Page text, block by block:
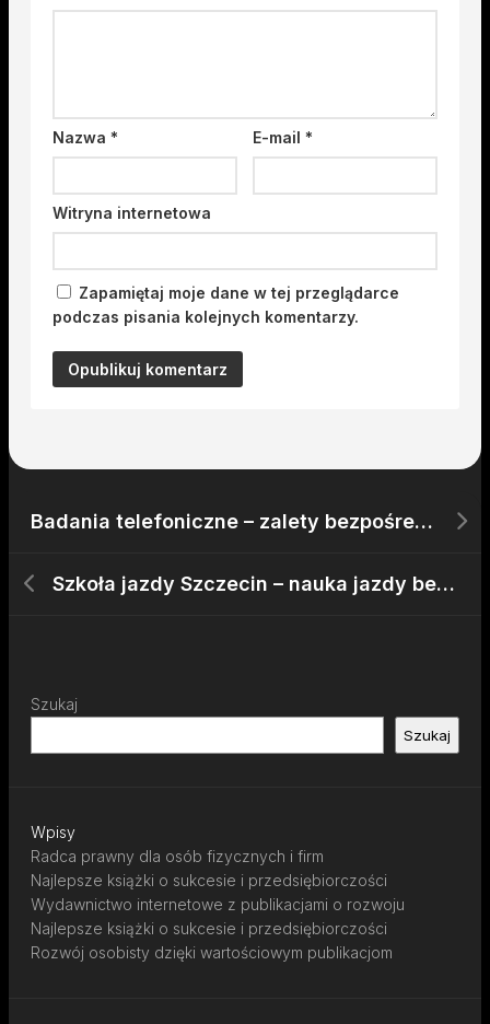
Nazwa * E-mail*
Witryna internetowa
Zapamiętaj moje dane w tej przeglądarce
podczas pisania kolejnych komentarzy.
Badania telefoniczne – zalety bezpośredniego kontaktu z klientem
Szkoła jazdy Szczecin – nauka jazdy bez stresu
Szukaj
Szukaj
Wpisy
Radca prawny dla osób fizycznych i firm
Najlepsze książki o sukcesie i przedsiębiorczości
Wydawnictwo internetowe z publikacjami o rozwoju
Najlepsze książki o sukcesie i przedsiębiorczości
Rozwój osobisty dzięki wartościowym publikacjom